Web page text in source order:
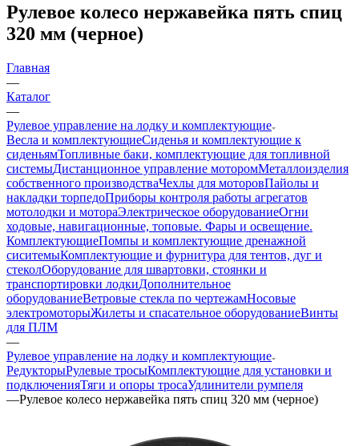
Рулевое колесо нержавейка пять спиц
320 мм (черное)
Главная
—
Каталог
—
Рулевое управление на лодку и комплектующие
Весла и комплектующиеСиденья и комплектующие к
сиденьямТопливные баки, комплектующие для топливной
системыДистанционное управление моторомМеталлоизделия
собственного производстваЧехлы для моторовПайолы и
накладки торпедоПриборы контроля работы агрегатов
мотолодки и мотораЭлектрическое оборудованиеОгни
ходовые, навигационные, топовые. Фары и освещение.
КомплектующиеПомпы и комплектующие дренажной
сиситемыКомплектующие и фурнитура для тентов, дуг и
стеколОборудование для швартовки, стоянки и
транспортировки лодкиДополнительное
оборудованиеВетровые стекла по чертежамНосовые
электромоторыЖилеты и спасательное оборудованиеВинты
для ПЛМ
—
Рулевое управление на лодку и комплектующие
РедукторыРулевые тросыКомплектующие для установки и
подключенияТяги и опоры тросаУдлинители румпеля
—Рулевое колесо нержавейка пять спиц 320 мм (черное)